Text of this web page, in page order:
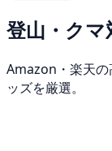
登山・クマ
Amazon・楽天
ッズを厳選。